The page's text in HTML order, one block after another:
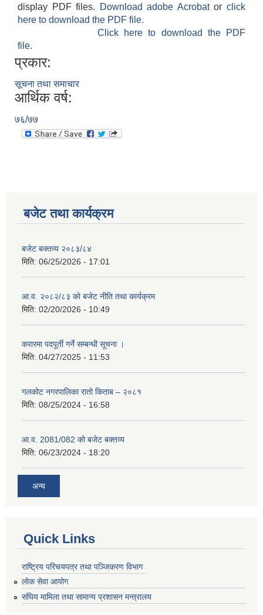
display PDF files.
Download adobe Acrobatorclick
here to download the PDF file.
Click here to download the PDF
file.
प्रकार:
सूचना तथा समाचार
आर्थिक वर्ष:
७६/७७
बजेट तथा कार्यक्रम
बजेट बक्तव्य २०८३/८४
मिति: 06/25/2026 - 17:01
आ.व. २०८२/८३ को बजेट नीति तथा कार्यक्रम
मिति: 02/20/2026 - 10:49
करारमा पदपूर्ती गर्ने सम्बन्धी सूचना ।
मिति: 04/27/2025 - 11:53
गलकोट नगरपालिका रातो किताब – २०८१
मिति: 08/25/2024 - 16:58
आ.व. 2081/082 को बजेट बक्तव्य
मिति: 06/23/2024 - 18:20
अन्य
Quick Links
राष्ट्रिय परिचयपत्र तथा पञ्जिकरण विभाग
लोक सेवा आयोग
संघिय मामिला तथा सामान्य प्रशासन मन्त्रालय